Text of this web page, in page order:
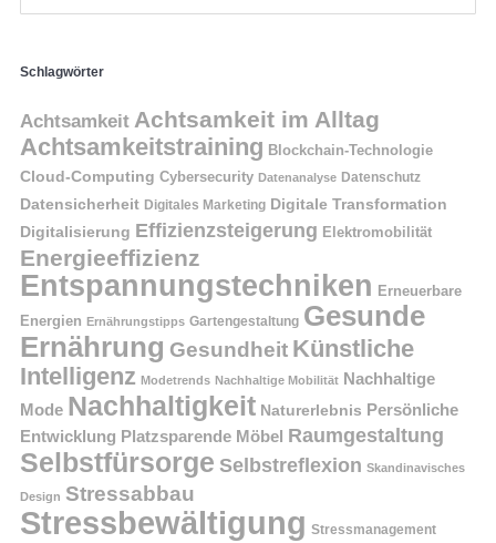
Schlagwörter
Achtsamkeit Achtsamkeit im Alltag
Achtsamkeitstraining Blockchain-Technologie
Cloud-Computing Cybersecurity Datenanalyse Datenschutz
Datensicherheit Digitales Marketing Digitale Transformation
Digitalisierung Effizienzsteigerung Elektromobilität
Energieeffizienz
Entspannungstechniken Erneuerbare
Energien Ernährungstipps Gartengestaltung Gesunde
Ernährung Gesundheit Künstliche
Intelligenz Modetrends Nachhaltige Mobilität Nachhaltige
Mode Nachhaltigkeit Naturerlebnis Persönliche
Entwicklung Platzsparende Möbel Raumgestaltung
Selbstfürsorge Selbstreflexion Skandinavisches
Design Stressabbau
Stressbewältigung Stressmanagement